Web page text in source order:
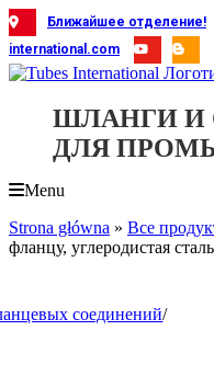
Skip
to
content
Ближайшее отделение!
international.com
ШЛАНГИ И
ДЛЯ
Menu
Strona główna » Все
фланцу, углеродистая
соединений/